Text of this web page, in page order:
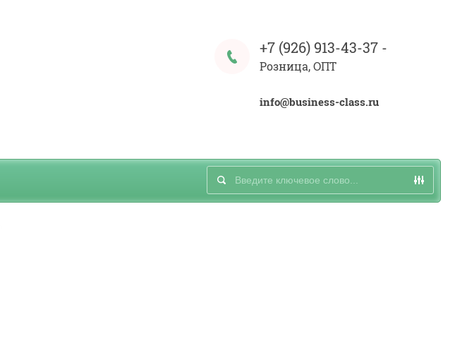
+7 (926) 913-43-37 -
Розница, ОПТ
info@business-class.ru